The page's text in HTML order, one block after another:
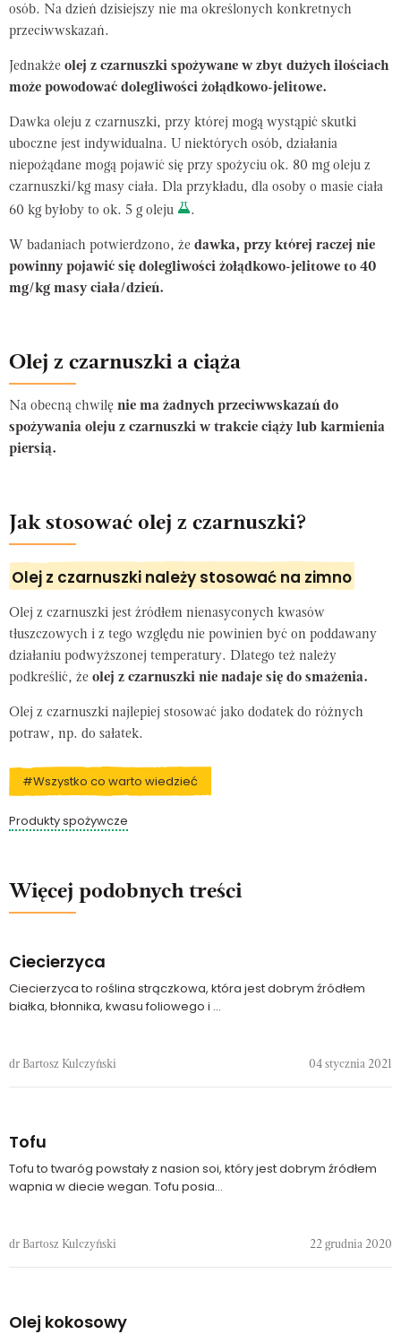
osób. Na dzień dzisiejszy nie ma określonych konkretnych
przeciwwskazań.
Jednakże olej z czarnuszki spożywane w zbyt dużych ilościach
może powodować dolegliwości żołądkowo-jelitowe.
Dawka oleju z czarnuszki, przy której mogą wystąpić skutki
uboczne jest indywidualna. U niektórych osób, działania
niepożądane mogą pojawić się przy spożyciu ok. 80 mg oleju z
czarnuszki/kg masy ciała. Dla przykładu, dla osoby o masie ciała
60 kg byłoby to ok. 5 g oleju
.
W badaniach potwierdzono, że dawka, przy której raczej nie
powinny pojawić się dolegliwości żołądkowo-jelitowe to 40
mg/kg masy ciała/dzień.
Olej z czarnuszki a ciąża
Na obecną chwilę nie ma żadnych przeciwwskazań do
spożywania oleju z czarnuszki w trakcie ciąży lub karmienia
piersią.
Jak stosować olej z czarnuszki?
Olej z czarnuszki należy stosować na zimno
Olej z czarnuszki jest źródłem nienasyconych kwasów
tłuszczowych i z tego względu nie powinien być on poddawany
działaniu podwyższonej temperatury. Dlatego też należy
podkreślić, że olej z czarnuszki nie nadaje się do smażenia.
Olej z czarnuszki najlepiej stosować jako dodatek do różnych
potraw, np. do sałatek.
#Wszystko co warto wiedzieć
Produkty spożywcze
Więcej podobnych treści
Ciecierzyca
Ciecierzyca to roślina strączkowa, która jest dobrym źródłem
białka, błonnika, kwasu foliowego i ...
dr Bartosz Kulczyński 04 stycznia 2021
Tofu
Tofu to twaróg powstały z nasion soi, który jest dobrym źródłem
wapnia w diecie wegan. Tofu posia...
dr Bartosz Kulczyński 22 grudnia 2020
Olej kokosowy